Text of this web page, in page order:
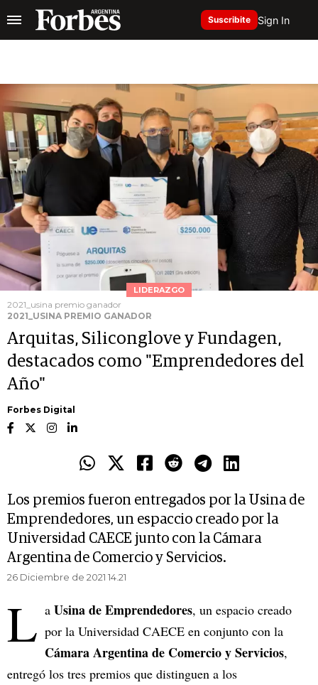
Suscribite Sign In
LIDERAZGO
2021_usina premio ganador
2021_USINA PREMIO GANADOR
Arquitas, Siliconglove y Fundagen,
destacados como "Emprendedores del
Año"
Forbes Digital
Los premios fueron entregados por la Usina de
Emprendedores, un espaccio creado por la
Universidad CAECE junto con la Cámara
Argentina de Comercio y Servicios.
26 Diciembre de 2021 14.21
L a Usina de Emprendedores, un espacio creado
por la Universidad CAECE en conjunto con la
Cámara Argentina de Comercio y Servicios,
entregó los tres premios que distinguen a los